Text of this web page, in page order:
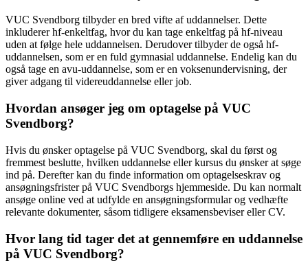
VUC Svendborg tilbyder en bred vifte af uddannelser. Dette
inkluderer hf-enkeltfag, hvor du kan tage enkeltfag på hf-niveau
uden at følge hele uddannelsen. Derudover tilbyder de også hf-
uddannelsen, som er en fuld gymnasial uddannelse. Endelig kan du
også tage en avu-uddannelse, som er en voksenundervisning, der
giver adgang til videreuddannelse eller job.
Hvordan ansøger jeg om optagelse på VUC
Svendborg?
Hvis du ønsker optagelse på VUC Svendborg, skal du først og
fremmest beslutte, hvilken uddannelse eller kursus du ønsker at søge
ind på. Derefter kan du finde information om optagelseskrav og
ansøgningsfrister på VUC Svendborgs hjemmeside. Du kan normalt
ansøge online ved at udfylde en ansøgningsformular og vedhæfte
relevante dokumenter, såsom tidligere eksamensbeviser eller CV.
Hvor lang tid tager det at gennemføre en uddannelse
på VUC Svendborg?